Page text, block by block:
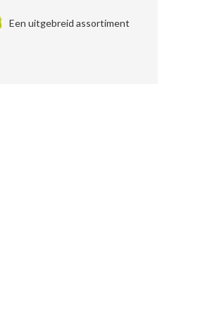
Een uitgebreid assortiment